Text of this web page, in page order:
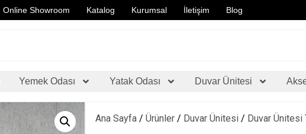
Online Showroom Katalog Kurumsal İletişim Blog
Yemek Odası Yatak Odası Duvar Ünitesi
Ana Sayfa /Ürünler / Duvar Ünitesi / Duvar Ünitesi